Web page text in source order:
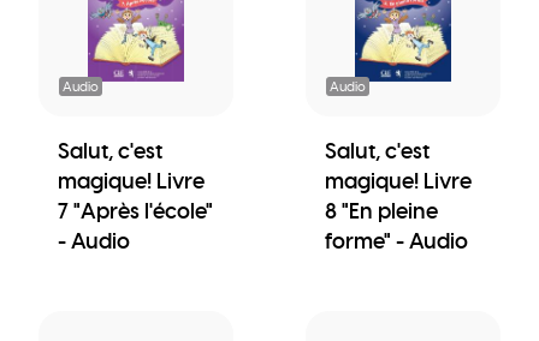
Audio
Salut, c'est
magique! Livre
7 "Après l'école"
- Audio
Audio
Salut, c'est
magique! Livre
8 "En pleine
forme" - Audio